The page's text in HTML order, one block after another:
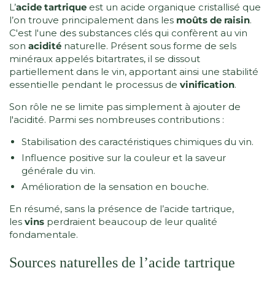
L’acide tartrique est un acide organique cristallisé que
l’on trouve principalement dans les moûts de raisin.
C'est l'une des substances clés qui confèrent au vin
son acidité naturelle. Présent sous forme de sels
minéraux appelés bitartrates, il se dissout
partiellement dans le vin, apportant ainsi une stabilité
essentielle pendant le processus de vinification.
Son rôle ne se limite pas simplement à ajouter de
l'acidité. Parmi ses nombreuses contributions :
Stabilisation des caractéristiques chimiques du vin.
Influence positive sur la couleur et la saveur
générale du vin.
Amélioration de la sensation en bouche.
En résumé, sans la présence de l’acide tartrique,
les vins perdraient beaucoup de leur qualité
fondamentale.
Sources naturelles de l’acide tartrique